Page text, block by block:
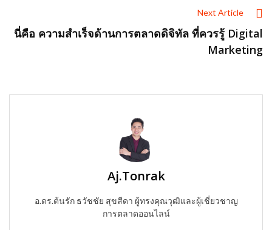
Next Article
นี่คือ ความสำเร็จด้านการตลาดดิจิทัล ที่ควรรู้ Digital
Marketing
Aj.Tonrak
อ.ดร.ต้นรัก ธวัชชัย สุขสีดา ผู้ทรงคุณวุฒิและผู้เชี่ยวชาญ
การตลาดออนไลน์